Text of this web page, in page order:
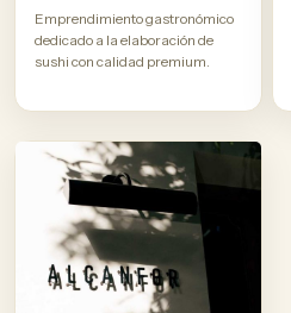
Emprendimiento gastronómico
dedicado a la elaboración de
sushi con calidad premium.